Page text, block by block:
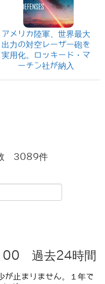
アメリカ陸軍、世界最大
出力の対空レーザー砲を
実用化。ロッキード・マ
ーチン社が納入
数 3089件
過去24時間
が止まりません。１年で